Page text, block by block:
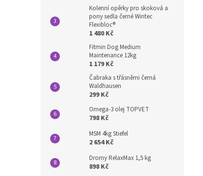
Kolenní opěrky pro skoková a
pony sedla černé Wintec
Flexibloc®
1 480 Kč
Fitmin Dog Medium
Maintenance 12kg
1 179 Kč
Čabraka s třásněmi černá
Waldhausen
299 Kč
Omega-3 olej TOPVET
798 Kč
MSM 4kg Stiefel
2 654 Kč
Dromy RelaxMax 1,5 kg
898 Kč